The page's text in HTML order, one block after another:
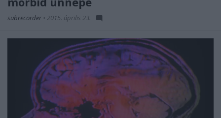
subrecorder • 2015. április 23.